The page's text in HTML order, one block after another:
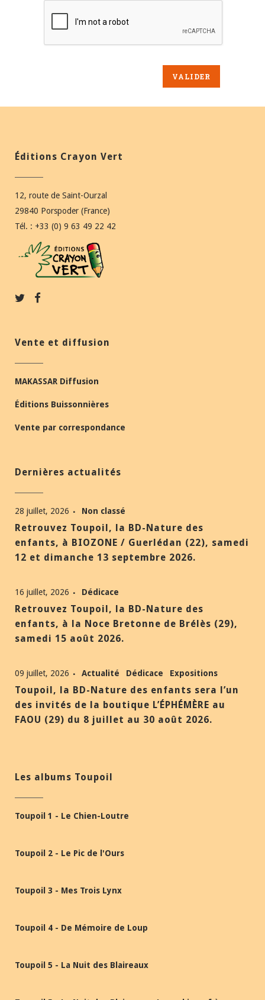
Éditions Crayon Vert
12, route de Saint-Ourzal
29840 Porspoder (France)
Tél. : +33 (0) 9 63 49 22 42
Vente et diffusion
MAKASSAR Diffusion
Éditions Buissonnières
Vente par correspondance
Dernières actualités
28 juillet, 2026 Non classé
Retrouvez Toupoil, la BD-Nature des
enfants, à BIOZONE / Guerlédan (22), samedi
12 et dimanche 13 septembre 2026.
16 juillet, 2026 Dédicace
Retrouvez Toupoil, la BD-Nature des
enfants, à la Noce Bretonne de Brélès (29),
samedi 15 août 2026.
09 juillet, 2026 Actualité Dédicace Expositions
Toupoil, la BD-Nature des enfants sera l’un
des invités de la boutique L’ÉPHÉMÈRE au
FAOU (29) du 8 juillet au 30 août 2026.
Les albums Toupoil
Toupoil 1 - Le Chien-Loutre
Toupoil 2 - Le Pic de l'Ours
Toupoil 3 - Mes Trois Lynx
Toupoil 4 - De Mémoire de Loup
Toupoil 5 - La Nuit des Blaireaux